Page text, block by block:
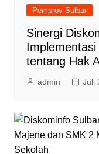
Pemprov Sulbar
Sinergi
tentang Hak
admin Juli